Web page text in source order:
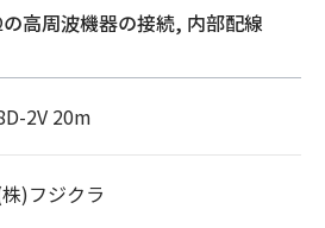
高周波機器の接続, 内部配線
2V 20m
)フジクラ